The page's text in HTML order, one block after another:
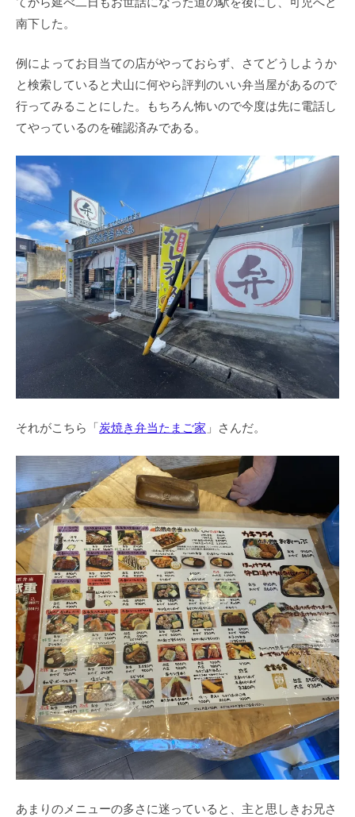
南下した。
例によってお目当ての店がやっておらず、さてどうしようか
と検索していると犬山に何やら評判のいい弁当屋があるので
行ってみることにした。もちろん怖いので今度は先に電話し
てやっているのを確認済みである。
それがこちら「炭焼き弁当たまご家 」さんだ。
あまりのメニューの多さに迷っていると、主と思しきお兄さ